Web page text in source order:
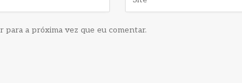
para a próxima vez que eu comentar.